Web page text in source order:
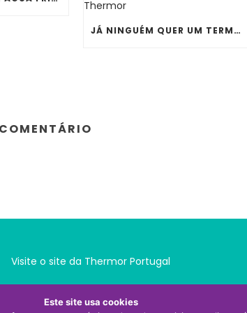
JÁ NINGUÉM QUER UM TERMOACUMULADOR ENORME À VISTA NA COZINHA OU NA LAVANDARIA. CONHEÇA O NOVO ONIX ESSENTIAL DA THERMOR
Visite o site da Thermor Portugal
Este site usa cookies